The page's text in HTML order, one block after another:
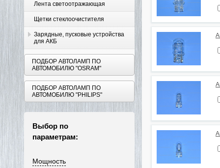
Лента светоотражающая
Щетки стеклоочистителя
Зарядные, пусковые устройства
для АКБ
ПОДБОР АВТОЛАМП ПО
АВТОМОБИЛЮ "OSRAM"
ПОДБОР АВТОЛАМП ПО
АВТОМОБИЛЮ "PHILIPS"
Выбор по
параметрам:
Мощность